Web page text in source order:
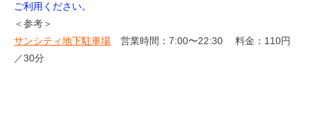
ご利用ください。
＜参考＞
サンシティ地下駐車場 営業時間：7:00〜22:30 料金：110円
／30分